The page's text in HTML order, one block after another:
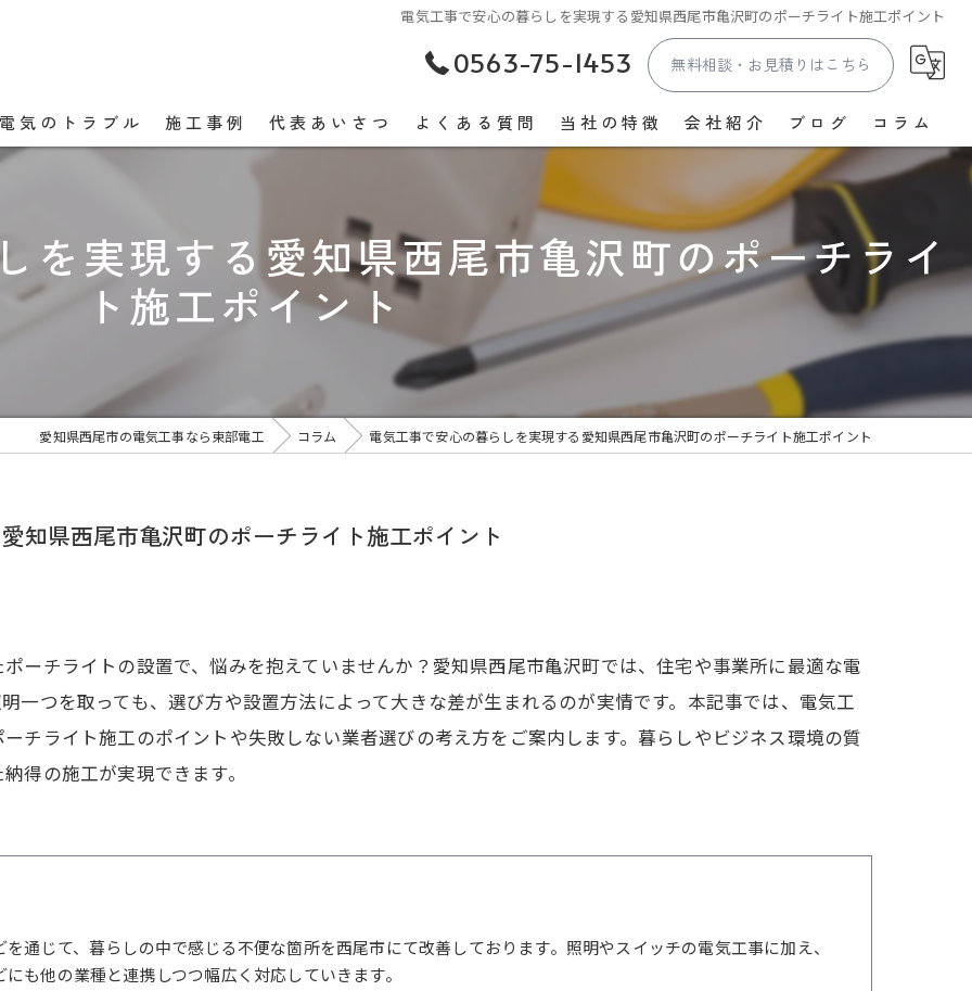
電気工事で安心の暮らしを実現する愛知県西尾市亀沢町のポーチライト施工ポイント
0563-75-1453 無料相談・お見積りはこちら
電気のトラブル 施工事例 代表あいさつ よくある質問 当社の特徴
コンセント
スイッチ
防犯カメラ
会社紹介
漫画特集
ブログ コラム
を実現する愛知県西尾市亀沢町のポーチライ
ト施工ポイント
愛知県西尾市の電気工事なら東部電工 コラム 電気工事で安心の暮らしを実現する愛知県西尾市亀沢町のポーチライト施工ポイント
知県西尾市亀沢町のポーチライト施工ポイント
ーチライトの設置で、悩みを抱えていませんか？愛知県西尾市亀沢町では、住宅や事業所に最適な電
一つを取っても、選び方や設置方法によって大きな差が生まれるのが実情です。本記事では、電気工
チライト施工のポイントや失敗しない業者選びの考え方をご案内します。暮らしやビジネス環境の質
得の施工が実現できます。
通じて、暮らしの中で感じる不便な箇所を西尾市にて改善しております。照明やスイッチの電気工事に加え、
も他の業種と連携しつつ幅広く対応していきます。